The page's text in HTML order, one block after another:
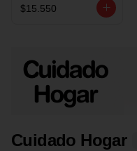
MERMELADA
$15.550
Cuidado Hogar